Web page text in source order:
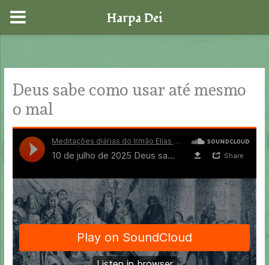
content
Deus sabe como usar até mesmo
o mal
Harpa Dei